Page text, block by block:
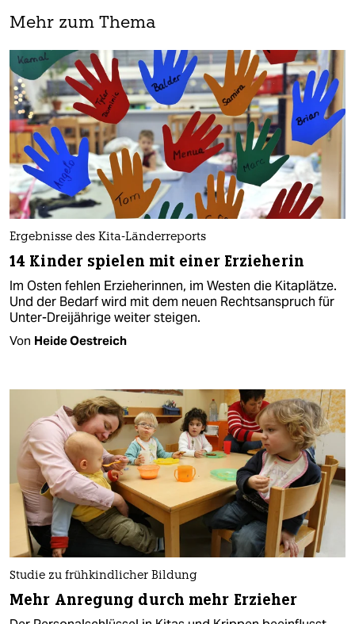
Mehr zum Thema
Ergebnisse des Kita-Länderreports
14 Kinder spielen mit einer Erzieherin
Im Osten fehlen Erzieherinnen, im Westen die Kitaplätze.
Und der Bedarf wird mit dem neuen Rechtsanspruch für
Unter-Dreijährige weiter steigen.
Von Heide Oestreich
Studie zu frühkindlicher Bildung
Mehr Anregung durch mehr Erzieher